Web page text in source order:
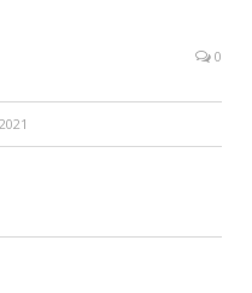
0